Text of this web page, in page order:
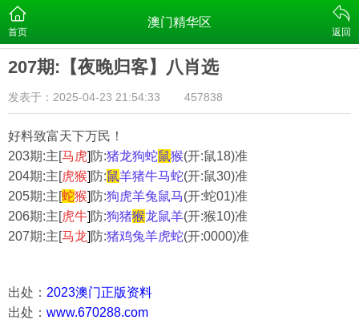
首页
澳门精华区
返回
207期:【夜晚归客】八肖选
发表于：2025-04-23 21:54:33 457838
好料致富天下万民！
203期:主[马虎] 防:猪龙狗蛇鼠猴(开:鼠18)准
204期:主[虎猴] 防:鼠羊猪牛马蛇(开:鼠30)准
205期:主[蛇猴] 防:狗虎羊兔鼠马(开:蛇01)准
206期:主[虎牛] 防:狗猪猴龙鼠羊(开:猴10)准
207期:主[马龙] 防:猪鸡兔羊虎蛇(开:0000)准
出处： 2023澳门正版资料
出处： www.670288.com